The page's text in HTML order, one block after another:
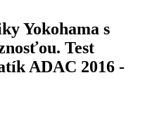
Yokohama s
Test
ADAC 2016 -